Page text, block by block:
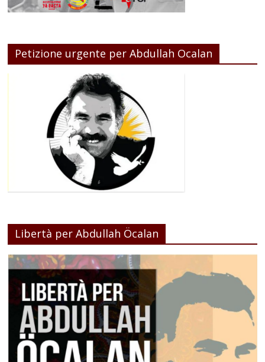
Petizione urgente per Abdullah Ocalan
Libertà per Abdullah Öcalan